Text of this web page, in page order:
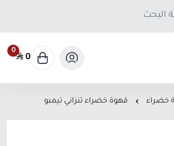
0
0
خضراء قهوة خضراء تنزاني تيمبو